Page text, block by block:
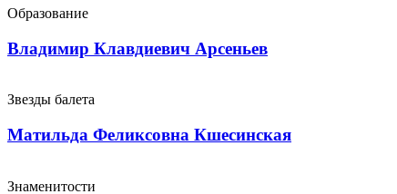
Образование
Владимир Клавдиевич Арсеньев
Звезды балета
Матильда Феликсовна Кшесинская
Знаменитости